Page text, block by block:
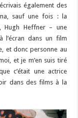
également des
sauf une fois : la
Hugh Heffner – une
l’écran dans un film
et donc personne au
et je m’en suis tiré
c’était une actrice
dans des films à la